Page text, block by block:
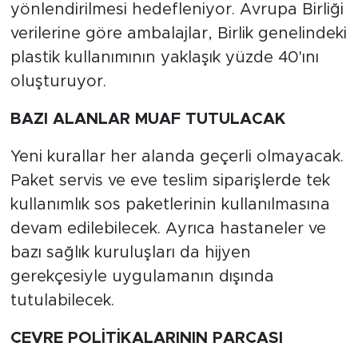
yönlendirilmesi hedefleniyor. Avrupa Birliği
verilerine göre ambalajlar, Birlik genelindeki
plastik kullanımının yaklaşık yüzde 40'ını
oluşturuyor.
BAZI ALANLAR MUAF TUTULACAK
Yeni kurallar her alanda geçerli olmayacak.
Paket servis ve eve teslim siparişlerde tek
kullanımlık sos paketlerinin kullanılmasına
devam edilebilecek. Ayrıca hastaneler ve
bazı sağlık kuruluşları da hijyen
gerekçesiyle uygulamanın dışında
tutulabilecek.
ÇEVRE POLİTİKALARININ PARÇASI